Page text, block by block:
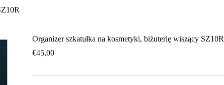
Organizer szkatułka na kosmetyki, biżuterię wiszący SZ10R
€45,00